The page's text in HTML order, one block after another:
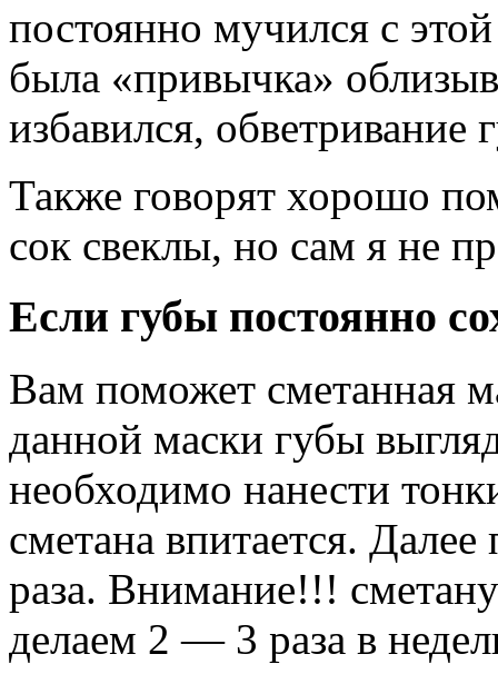
постоянно мучился с
была «привычка»
избавился, обветривание
Также говорят хорошо
сок свеклы, но сам я не
Если губы постоянно
Вам поможет сметанная
данной маски губы
необходимо нанести
сметана впитается.
раза. Внимание!!!
делаем 2 — 3 раза в